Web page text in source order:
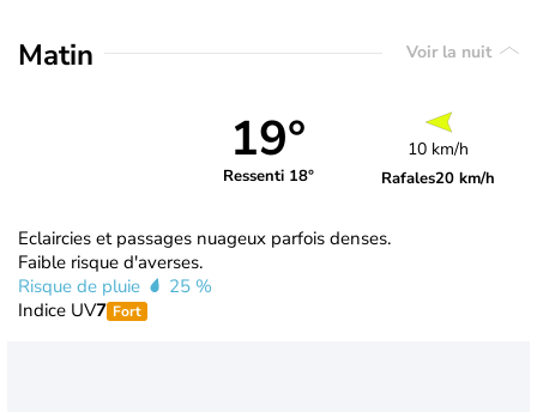
Matin Voir la nuit
19°
Ressenti 18°
10 km/h
Rafales20 km/h
Eclaircies et passages nuageux parfois denses.
Faible risque d'averses.
Risque de pluie
25 %
Indice UV7 Fort